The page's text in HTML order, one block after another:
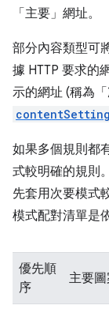
「主要」網址。
部分內容類型可
據 HTTP 要求的
示的網址 (稱為
如果多個規則都
式較明確的規則
先套用次要模式
模式配對清單是
優先順
序
主要圖